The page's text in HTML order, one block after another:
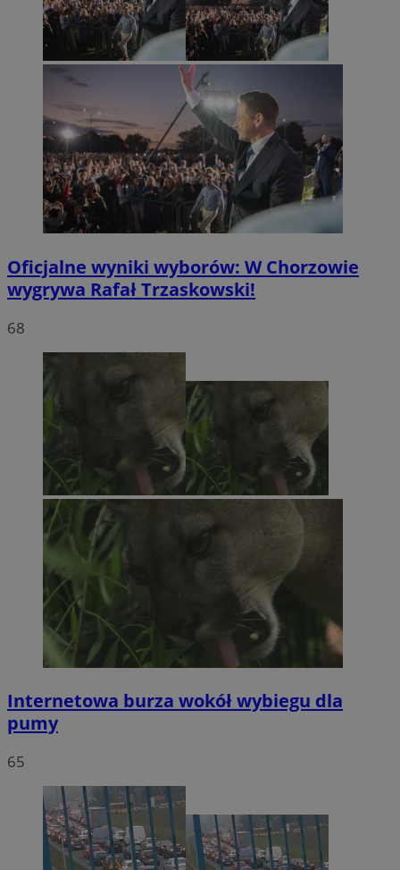
Oficjalne wyniki wyborów: W Chorzowie
wygrywa Rafał Trzaskowski!
68
Internetowa burza wokół wybiegu dla
pumy
65